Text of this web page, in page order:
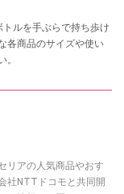
ルを手ぶらで持ち歩け
各商品のサイズや使い
。
リアの人気商品やおす
社NTTドコモと共同開